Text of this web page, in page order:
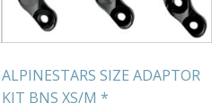
ALPINESTARS SIZE ADAPTOR
KIT BNS XS/M *
varesiden